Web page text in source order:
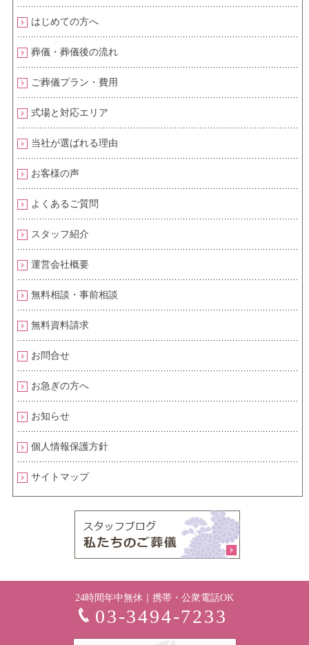
はじめての方へ
葬儀・葬儀後の流れ
ご葬儀プラン・費用
式場と対応エリア
当社が選ばれる理由
お客様の声
よくあるご質問
スタッフ紹介
運営会社概要
無料相談・事前相談
無料資料請求
お問合せ
お急ぎの方へ
お知らせ
個人情報保護方針
サイトマップ
24時間年中無休｜携帯・公衆電話OK
03-3494-7233